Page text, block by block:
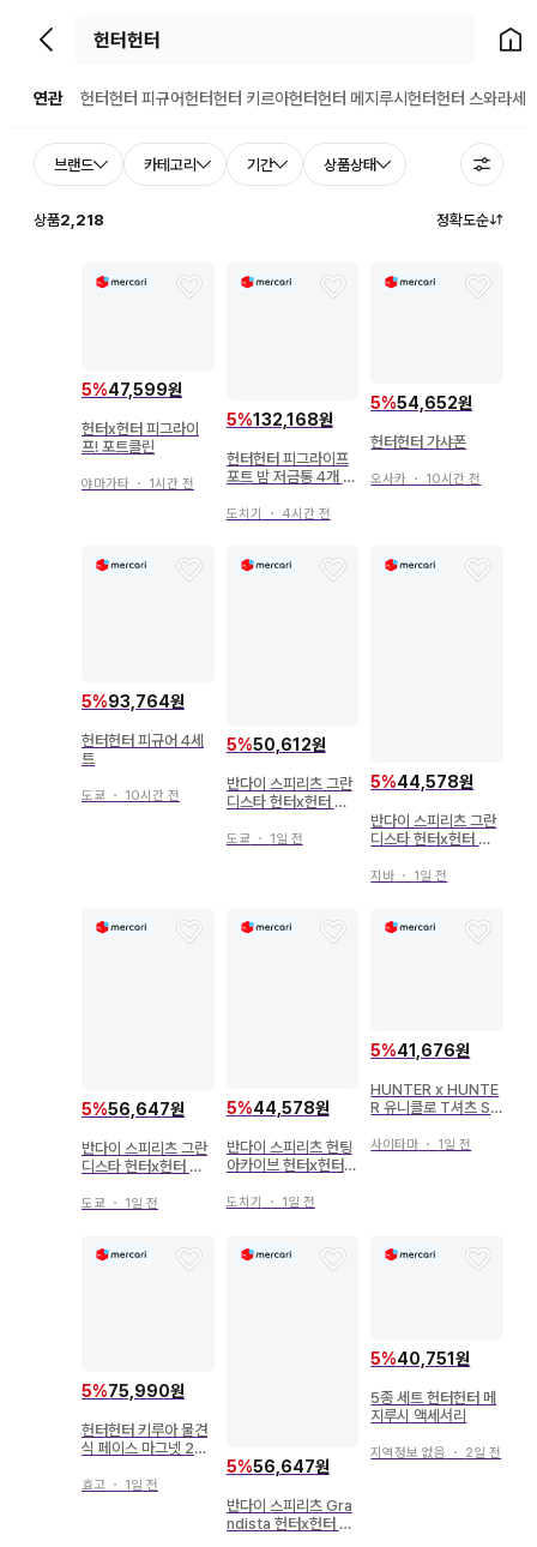
뒤로가기 홈으
연관 헌터헌터 피규어헌터헌터 키르아헌터헌터 메지루시헌터헌터 스와라세
브랜드 카테고리 기간 상품상태
상품2,218 정확도순
5%47,599원
헌터x헌터 피그라이
프! 포트클린
야마가타 ・ 1시간 전
5%132,168원
헌터헌터 피그라이프
포트 밤 저금통 4개 세
도치기 ・ 4시간 전
5%54,652원
헌터헌터 가샤폰
오사카 ・ 10시간 전
5%93,764원
헌터헌터 피규어 4세
트
도쿄 ・ 10시간 전
5%50,612원
반다이 스피리츠 그란
디스타 헌터x헌터 크
도쿄 ・ 1일 전
5%44,578원
반다이 스피리츠 그란
디스타 헌터x헌터 곤
지바 ・ 1일 전
5%56,647원
반다이 스피리츠 그란
디스타 헌터x헌터 키
도쿄 ・ 1일 전
5%44,578원
반다이 스피리츠 헌팅
아카이브 헌터x헌터
도치기 ・ 1일 전
5%41,676원
HUNTER x HUNTE
R 유니클로 T셔츠 S
사이타마 ・ 1일 전
5%75,990원
헌터헌터 키루아 물견
식 페이스 마그넷 2세
효고 ・ 1일 전
5%56,647원
반다이 스피리츠 Gra
ndista 헌터x헌터 키
5%40,751원
5종 세트 헌터헌터 메
지루시 액세서리
지역정보 없음 ・ 2일 전